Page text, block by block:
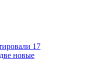
17
новые